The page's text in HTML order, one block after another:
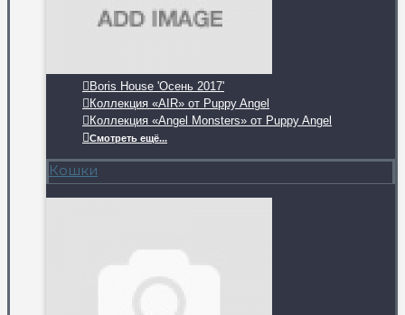
Boris House 'Осень 2017'
Коллекция «AIR» от Puppy Angel
Коллекция «Angel Monsters» от Puppy Angel
Смотреть ещё...
Кошки